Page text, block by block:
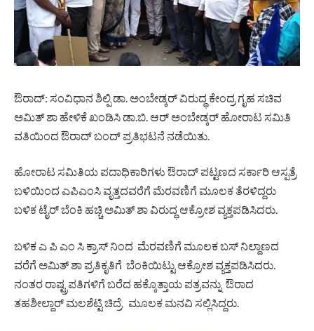
ಔರಾದ್: ಸಂವಿಧಾನ ಶಿಲ್ಪಿ ಡಾ. ಅಂಬೇಡ್ಕರ್ ವಿರುದ್ಧ ಕೇಂದ್ರ ಗೃಹ ಸಚಿವ
ಅಮಿತ್ ಶಾ ಹೇಳಿಕೆ ಖಂಡಿಸಿ ಡಾ.ಬಿ. ಆರ್ ಅಂಬೇಡ್ಕರ್ ಹೋರಾಟ ಸಮಿತಿ
ವತಿಯಿಂದ ಔರಾದ್ ಬಂದ್ ಪ್ರತಿಭಟನೆ ನಡೆಯಿತು.
ಹೋರಾಟ ಸಮಿತಿಯ ಪದಾಧಿಕಾರಿಗಳು ಔರಾದ್ ಪಟ್ಟಣದ ಸರ್ಕಾರಿ ಆಸ್ಪತ್ರೆ
ಬಳಿಯಿಂದ ಎಪಿಎಂಸಿ ವೃತ್ತದವರೆಗೆ ಮೆರವಣಿಗೆ ಮೂಲಕ ತೆರಳಿದ್ದರು
ಬಳಿಕ ಟೈರ್ ಬೆಂಕಿ ಹಚ್ಚಿ ಅಮಿತ್ ಶಾ ವಿರುದ್ಧ ಆಕ್ರೋಶ ವ್ಯಕ್ತಪಡಿಸಿದರು.
ಬಳಿಕ ಎ ಪಿ ಎಂ ಸಿ ಕ್ರಾಸ್ ನಿಂದ ಮೆರವಣಿಗೆ ಮೂಲಕ ಬಸ್ ನಿಲ್ದಾಣದ
ವರೆಗೆ ಅಮಿತ್ ಶಾ ಪ್ರತಿಕೃತಿಗೆ ಬೆಂಕಿಯಿಟ್ಟು ಆಕ್ರೋಶ ವ್ಯಕ್ತಪಡಿಸಿದರು.
ನಂತರ ರಾಷ್ಟ್ರಪತಿಗಳಿಗೆ ಬರೆದ ಹಕ್ಕೊತ್ತಾಯ ಪತ್ರವನ್ನು ಔರಾದ
ತಹಶೀಲ್ದಾರ್ ಮಲಶೆಟ್ಟಿ ಚಿದ್ರೆ ಮೂಲಕ ಮನವಿ ಸಲ್ಲಿಸಿದ್ದರು.